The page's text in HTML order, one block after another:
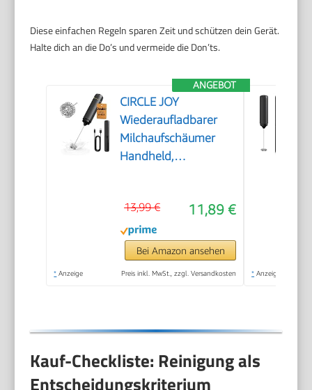
Diese einfachen Regeln sparen Zeit und schützen dein Gerät.
Halte dich an die Do’s und vermeide die Don’ts.
ANGEBOT
CIRCLE JOY
Wiederaufladbarer
Milchaufschäumer
Handheld,
Tragbarer
Handaufschäumer,
Zauberstab,
Getränkemixer für
Matcha Lattes
Schwarz
11,89 €
13,99 €
Bei Amazon ansehen
* Anzeige Preis inkl. MwSt., zzgl. Versandkosten * Anzeige
Kauf-Checkliste: Reinigung als
Entscheidungskriterium